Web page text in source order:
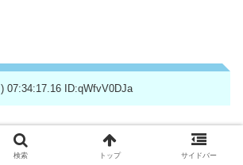
07:34:17.16 ID:qWfvV0DJa
は誤差で済まされないだろ
検索 トップ サイドバー